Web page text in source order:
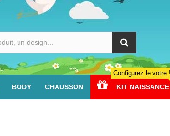
BODY CHAUSSON KIT NAISSANCE
Configurez le votre !